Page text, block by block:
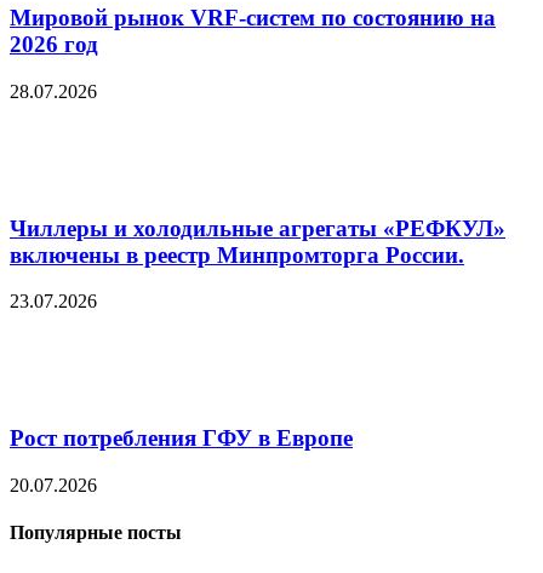
Мировой рынок VRF-систем по состоянию на
2026 год
28.07.2026
Чиллеры и холодильные агрегаты «РЕФКУЛ»
включены в реестр Минпромторга России.
23.07.2026
Рост потребления ГФУ в Европе
20.07.2026
Популярные посты